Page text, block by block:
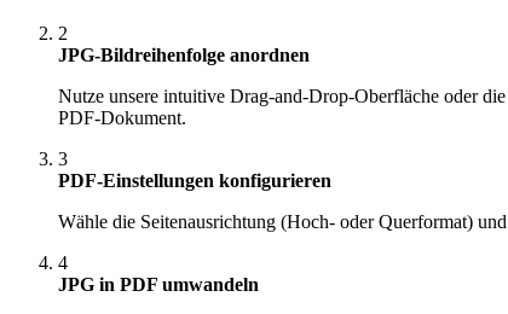
2
JPG-Bildreihenfolge anordnen
Nutze unsere intuitive Drag-and-Drop-Oberfläche oder
PDF-Dokument.
3
PDF-Einstellungen konfigurieren
Wähle die Seitenausrichtung (Hoch- oder Querformat)
4
JPG in PDF umwandeln